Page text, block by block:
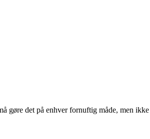
gøre det på enhver fornuftig måde, men ikke